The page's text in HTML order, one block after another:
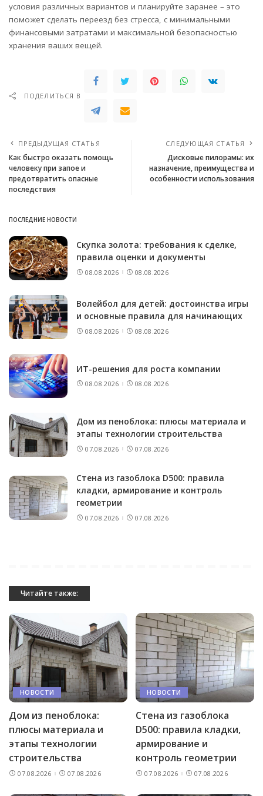
условия различных вариантов и планируйте заранее – это
поможет сделать переезд без стресса, с минимальными
финансовыми затратами и максимальной безопасностью
хранения ваших вещей.
ПОДЕЛИТЬСЯ В
ПРЕДЫДУЩАЯ СТАТЬЯ
Как быстро оказать помощь
человеку при запое и
предотвратить опасные
последствия
СЛЕДУЮЩАЯ СТАТЬЯ
Дисковые пилорамы: их
назначение, преимущества и
особенности использования
ПОСЛЕДНИЕ НОВОСТИ
Скупка золота: требования к сделке,
правила оценки и документы
08.08.2026 08.08.2026
Волейбол для детей: достоинства игры
и основные правила для начинающих
08.08.2026 08.08.2026
ИТ-решения для роста компании
08.08.2026 08.08.2026
Дом из пеноблока: плюсы материала и
этапы технологии строительства
07.08.2026 07.08.2026
Стена из газоблока D500: правила
кладки, армирование и контроль
геометрии
07.08.2026 07.08.2026
Читайте также:
НОВОСТИ
Дом из пеноблока:
плюсы материала и
этапы технологии
строительства
07.08.2026 07.08.2026
НОВОСТИ
Стена из газоблока
D500: правила кладки,
армирование и
контроль геометрии
07.08.2026 07.08.2026